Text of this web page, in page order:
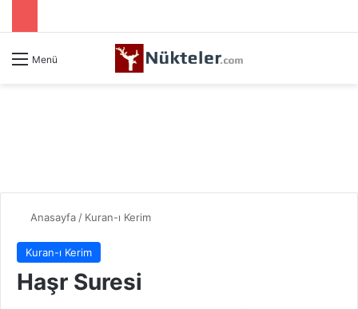
Menü
Anasayfa / Kuran-ı Kerim
Kuran-ı Kerim
Haşr Suresi